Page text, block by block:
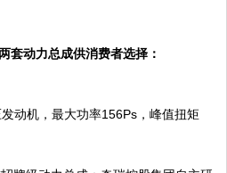
套动力总成供消费者选择：
动机，最大功率156Ps，峰值扭矩